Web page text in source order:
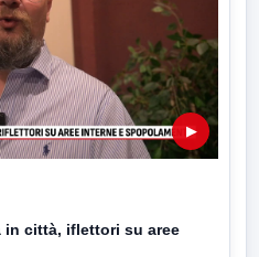
▶
in città, iflettori su aree